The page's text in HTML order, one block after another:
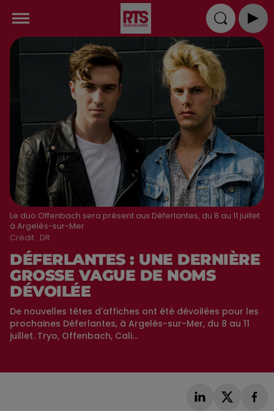
Le duo Offenbach sera présent aux Déferlantes, du 8 au 11 juillet
à Argelès-sur-Mer.
Crédit : DR
DÉFERLANTES : UNE DERNIÈRE
GROSSE VAGUE DE NOMS
DÉVOILÉE
De nouvelles têtes d'affiches ont été dévoilées pour les
prochaines Déferlantes, à Argelès-sur-Mer, du 8 au 11
juillet. Tryo, Offenbach, Cali...